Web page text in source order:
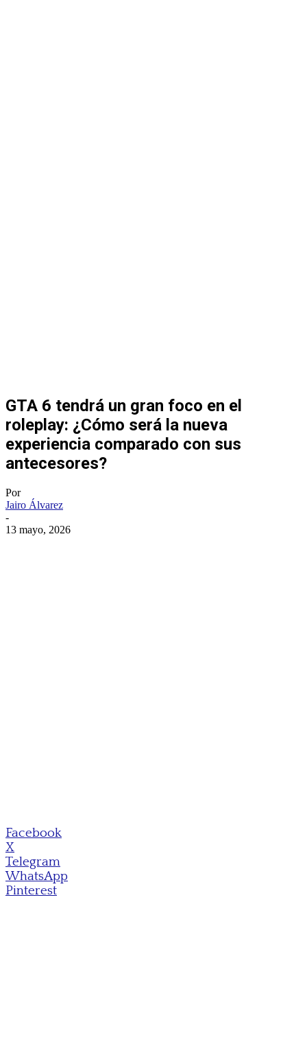
GTA 6 tendrá un gran foco en el
roleplay: ¿Cómo será la nueva
experiencia comparado con sus
antecesores?
Por
Jairo Álvarez
-
13 mayo, 2026
Facebook
X
Telegram
WhatsApp
Pinterest